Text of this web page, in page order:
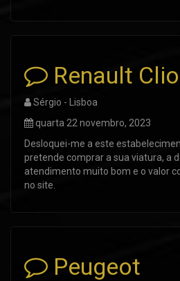
Renault Clio
Sérgio - Lisboa
quarta 22 novembro, 2023
Desloquei-me a este
pretende comprar a sua viatura, a
atendimento muito bom e o valor
no site.
Peugeot